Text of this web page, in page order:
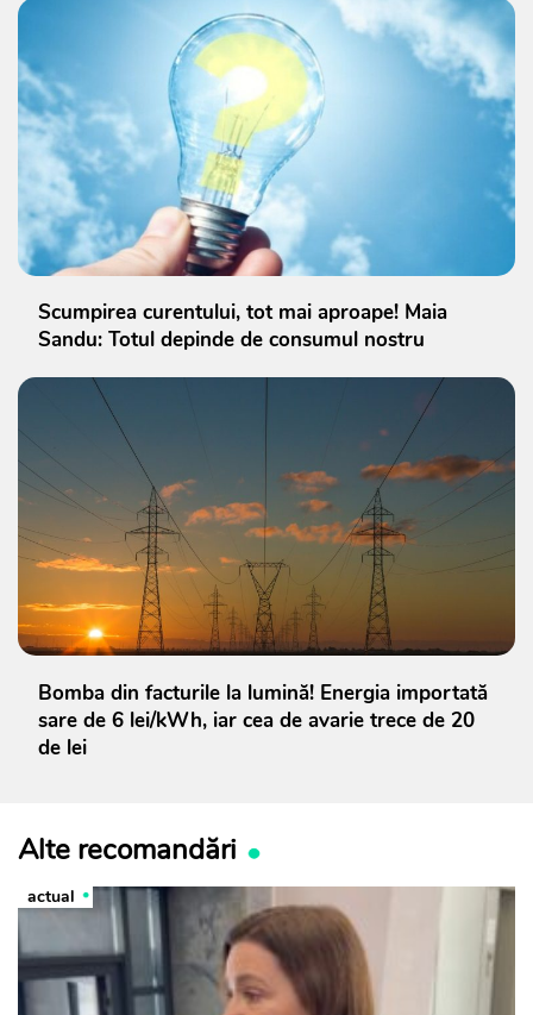
Scumpirea curentului, tot mai aproape! Maia
Sandu: Totul depinde de consumul nostru
Bomba din facturile la lumină! Energia importată
sare de 6 lei/kWh, iar cea de avarie trece de 20
de lei
Alte recomandări
actual